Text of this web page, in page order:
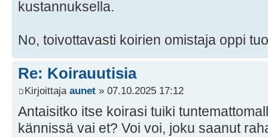
kustannuksella.
No, toivottavasti koirien omistaja oppi
Re: Koirauutisia
Kirjoittaja aunet » 07.10.2025 17:12
Antaisitko itse koirasi tuiki
kännissä vai et? Voi voi, joku saanut